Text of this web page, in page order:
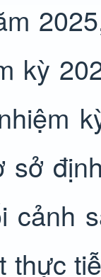
kỳ
sở
cảnh
thực